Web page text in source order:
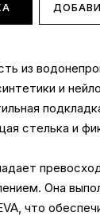
из
и
стелька и
Она
что